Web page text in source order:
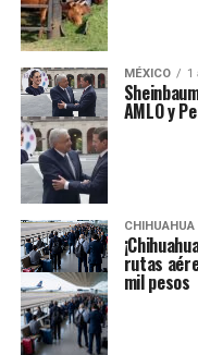
MÉXICO 1
AMLO y
CHIHUAHUA
rutas
mil pesos